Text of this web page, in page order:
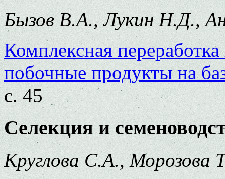
Бызов В.А., Лукин Н.Д.,
Комплексная
побочные продукты на
с. 45
Селекция и
Круглова С.А., Морозова